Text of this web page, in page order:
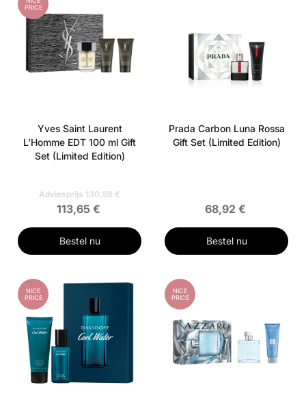
PRICE
Yves Saint Laurent
L'Homme EDT 100 ml Gift
Set (Limited Edition)
Adviesprijs 130,58 €
113,65 €
Bestel nu
Prada Carbon Luna Rossa
Gift Set (Limited Edition)
68,92 €
Bestel nu
NICE
PRICE
NICE
PRICE